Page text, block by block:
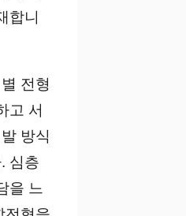
합니
전형
고 서
방식
심층
을 느